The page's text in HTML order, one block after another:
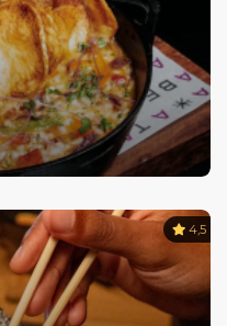
4,5